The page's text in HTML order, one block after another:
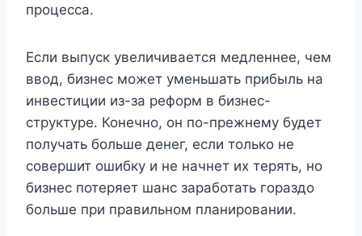
процесса.
Если выпуск увеличивается медленнее, чем
ввод, бизнес может уменьшать прибыль на
инвестиции из-за реформ в бизнес-
структуре. Конечно, он по-прежнему будет
получать больше денег, если только не
совершит ошибку и не начнет их терять, но
бизнес потеряет шанс заработать гораздо
больше при правильном планировании.